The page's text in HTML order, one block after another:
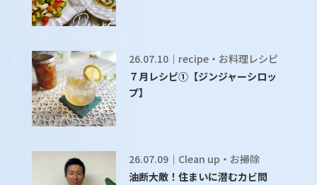
26.07.10｜recipe・お料理レシピ
７月レシピ①【ジンジャーシロッ
プ】
26.07.09｜Clean up・お掃除
油断大敵！住まいに潜むカビ問